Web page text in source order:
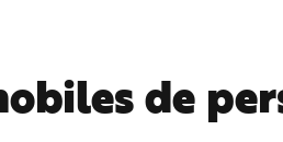
de